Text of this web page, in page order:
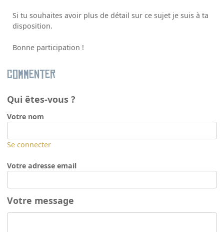
Si tu souhaites avoir plus de détail sur ce sujet je suis à ta
disposition.
Bonne participation !
Commenter
Qui êtes-vous ?
Votre nom
Se connecter
Votre adresse email
Votre message